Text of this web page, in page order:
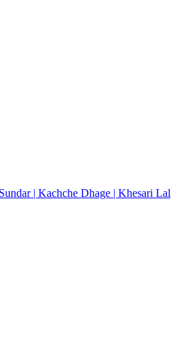
| Kachche Dhage | Khesari Lal